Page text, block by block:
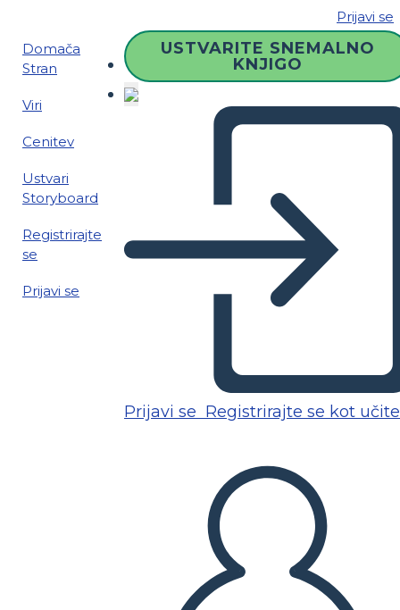
Prijavi se
Domača
Stran
Viri
Cenitev
Ustvari
Storyboard
Registrirajte
se
Prijavi se
USTVARITE SNEMALNO
KNJIGO
Prijavi se Registrirajte se kot